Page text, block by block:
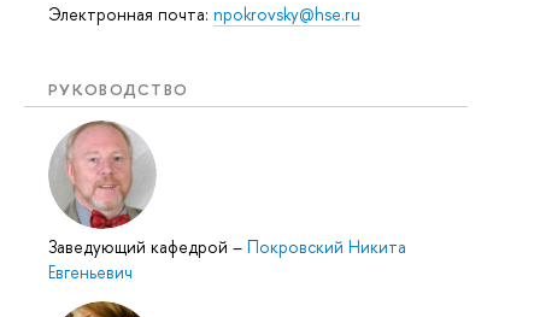
Электронная почта: npokrovsky@hse.ru
РУКОВОДСТВО
Заведующий кафедрой – Покровский Никита
Евгеньевич